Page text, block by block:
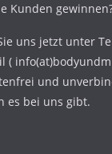
Kunden
uns jetzt unter
(
und
es bei uns gibt.